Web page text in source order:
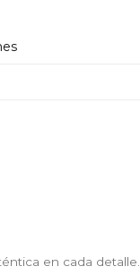
en cada detalle.